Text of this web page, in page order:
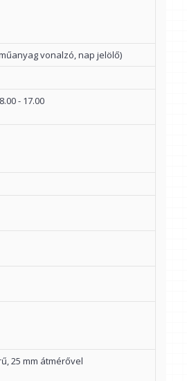
vonalzó, nap jelölő)
- 17.00
25 mm átmérővel